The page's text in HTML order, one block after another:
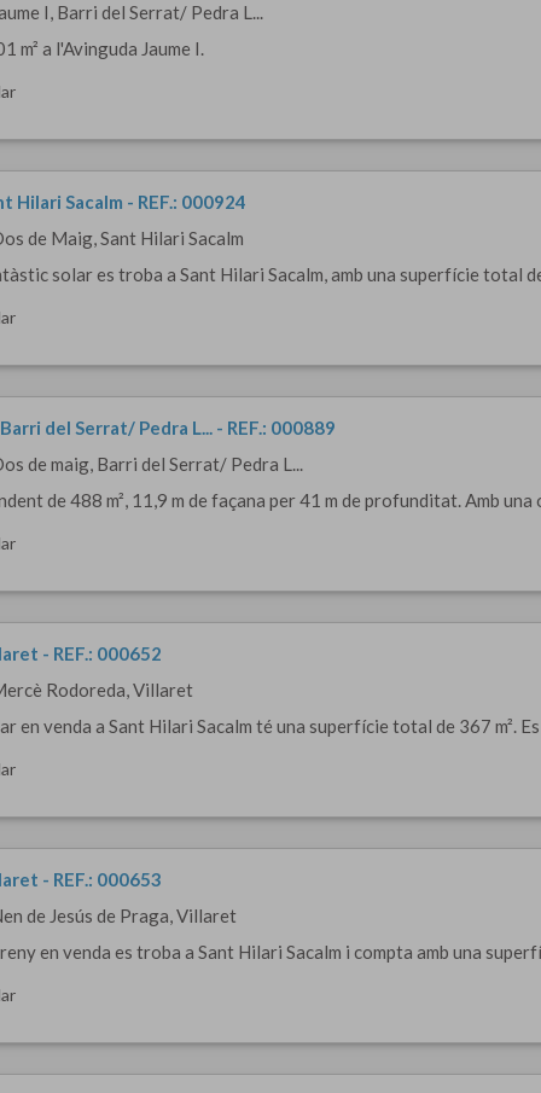
I, Barri del Serrat/ Pedra L...
m² a l'Avinguda Jaume I.
Hilari Sacalm - REF.: 000924
de Maig, Sant Hilari Sacalm
solar es troba a Sant Hilari Sacalm, amb una superfície total
del Serrat/ Pedra L... - REF.: 000889
de maig, Barri del Serrat/ Pedra L...
de 488 m², 11,9 m de façana per 41 m de profunditat. Amb una
- REF.: 000652
Rodoreda, Villaret
en venda a Sant Hilari Sacalm té una superfície total de 367 m².
- REF.: 000653
de Jesús de Praga, Villaret
en venda es troba a Sant Hilari Sacalm i compta amb una